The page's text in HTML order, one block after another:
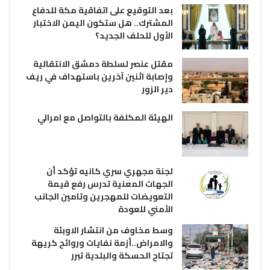
بعد التوقيع على اتفاقية مكة للدفاع
المشترك.. هل ستكون اليمن الاختبار
الأول للحلف الجديد؟
مقتل عنصر لسلطة دمشق الانتقالية
وإصابة اثنين آخرين باستهداف في ريف
دير الزور
الهيئة المكلفة بالتواصل مع امرالي
لجنة مجهري سري كانيه تؤكد أن
الجهات المعنية تدرس رفع قيمة
التعويضات للمهجرين وتامين الجانب
الأمني للعودة
وسط مخاوف من انتشار الاوبئة
والامراض..أزمة نفايات وروائح كريهة
تجتاح الحسكة والبلدية تبرر